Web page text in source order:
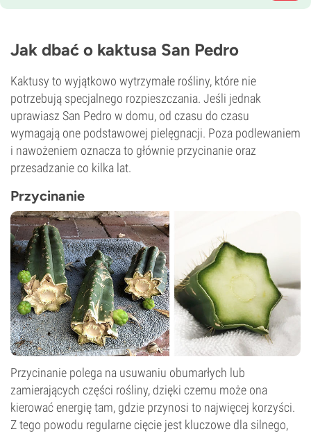
Jak dbać o kaktusa San Pedro
Kaktusy to wyjątkowo wytrzymałe rośliny, które nie
potrzebują specjalnego rozpieszczania. Jeśli jednak
uprawiasz San Pedro w domu, od czasu do czasu
wymagają one podstawowej pielęgnacji. Poza podlewaniem
i nawożeniem oznacza to głównie przycinanie oraz
przesadzanie co kilka lat.
Przycinanie
Przycinanie polega na usuwaniu obumarłych lub
zamierających części rośliny, dzięki czemu może ona
kierować energię tam, gdzie przynosi to najwięcej korzyści.
Z tego powodu regularne cięcie jest kluczowe dla silnego,